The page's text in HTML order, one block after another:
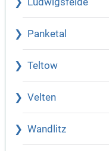
Panketal
Teltow
Velten
Wandlitz